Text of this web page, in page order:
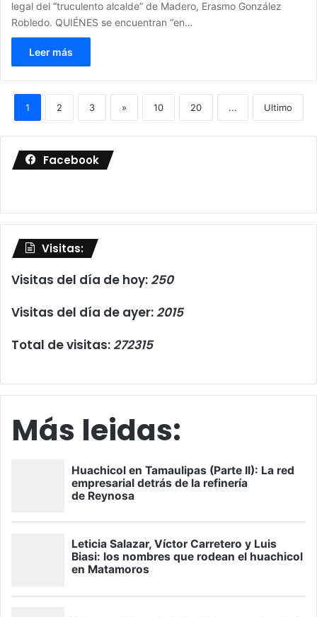
legal del “truculento alcalde” de Madero, Erasmo González
Robledo. QUIÉNES se encuentran “en…
Leer más
1 2 3 » 10 20 ... Ultimo
Facebook
Visitas:
Visitas del día de hoy: 250
Visitas del día de ayer: 2015
Total de visitas: 272315
Más leidas: